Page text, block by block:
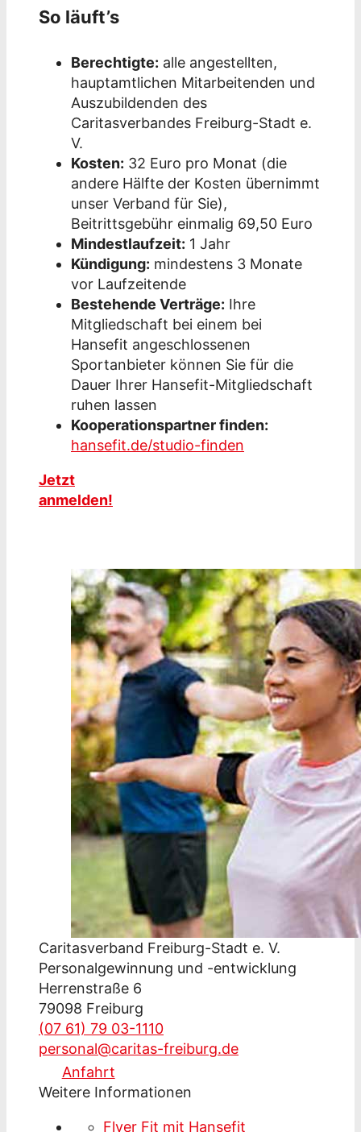
So läuft’s
Berechtigte: alle angestellten,
hauptamtlichen Mitarbeitenden und
Auszubildenden des
Caritasverbandes Freiburg-Stadt e.
V.
Kosten: 32 Euro pro Monat (die
andere Hälfte der Kosten übernimmt
unser Verband für Sie),
Beitrittsgebühr einmalig 69,50 Euro
Mindestlaufzeit: 1 Jahr
Kündigung: mindestens 3 Monate
vor Laufzeitende
Bestehende Verträge: Ihre
Mitgliedschaft bei einem bei
Hansefit angeschlossenen
Sportanbieter können Sie für die
Dauer Ihrer Hansefit-Mitgliedschaft
ruhen lassen
Kooperationspartner finden:
hansefit.de/studio-finden
Jetzt
anmelden!
Caritasverband Freiburg-Stadt e. V.
Personalgewinnung und -entwicklung
Herrenstraße 6
79098 Freiburg
(07 61) 79 03-1110
personal@caritas-freiburg.de
Anfahrt
Weitere Informationen
Flyer Fit mit Hansefit